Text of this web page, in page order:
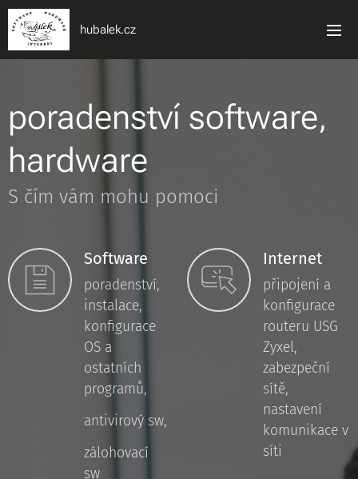
hubalek.cz
poradenství software,
hardware
S čím vám mohu pomoci
Software
poradenství,
instalace,
konfigurace
OS a
ostatních
programů,
antivirový sw,
zálohovací
sw
Internet
připojení a
konfigurace
routeru USG
Zyxel,
zabezpeční
sítě,
nastavení
komunikace v
síti